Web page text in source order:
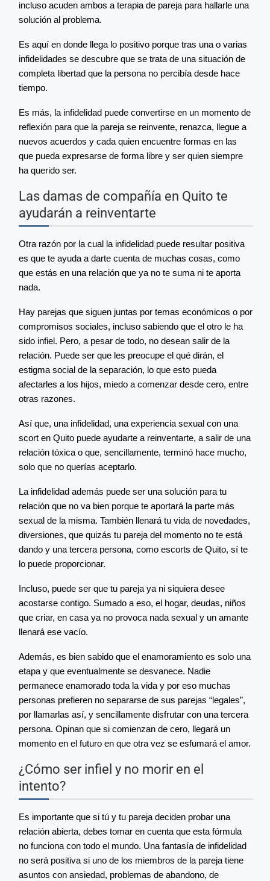
incluso acuden ambos a terapia de pareja para hallarle una
solución al problema.
Es aquí en donde llega lo positivo porque tras una o varias
infidelidades se descubre que se trata de una situación de
completa libertad que la persona no percibía desde hace
tiempo.
Es más, la infidelidad puede convertirse en un momento de
reflexión para que la pareja se reinvente, renazca, llegue a
nuevos acuerdos y cada quien encuentre formas en las
que pueda expresarse de forma libre y ser quien siempre
ha querido ser.
Las damas de compañía en Quito te
ayudarán a reinventarte
Otra razón por la cual la infidelidad puede resultar positiva
es que te ayuda a darte cuenta de muchas cosas, como
que estás en una relación que ya no te suma ni te aporta
nada.
Hay parejas que siguen juntas por temas económicos o por
compromisos sociales, incluso sabiendo que el otro le ha
sido infiel. Pero, a pesar de todo, no desean salir de la
relación. Puede ser que les preocupe el qué dirán, el
estigma social de la separación, lo que esto pueda
afectarles a los hijos, miedo a comenzar desde cero, entre
otras razones.
Así que, una infidelidad, una experiencia sexual con una
scort en Quito puede ayudarte a reinventarte, a salir de una
relación tóxica o que, sencillamente, terminó hace mucho,
solo que no querías aceptarlo.
La infidelidad además puede ser una solución para tu
relación que no va bien porque te aportará la parte más
sexual de la misma. También llenará tu vida de novedades,
diversiones, que quizás tu pareja del momento no te está
dando y una tercera persona, como escorts de Quito, sí te
lo puede proporcionar.
Incluso, puede ser que tu pareja ya ni siquiera desee
acostarse contigo. Sumado a eso, el hogar, deudas, niños
que criar, en casa ya no provoca nada sexual y un amante
llenará ese vacío.
Además, es bien sabido que el enamoramiento es solo una
etapa y que eventualmente se desvanece. Nadie
permanece enamorado toda la vida y por eso muchas
personas prefieren no separarse de sus parejas “legales”,
por llamarlas así, y sencillamente disfrutar con una tercera
persona. Opinan que si comienzan de cero, llegará un
momento en el futuro en que otra vez se esfumará el amor.
¿Cómo ser infiel y no morir en el
intento?
Es importante que si tú y tu pareja deciden probar una
relación abierta, debes tomar en cuenta que esta fórmula
no funciona con todo el mundo. Una fantasía de infidelidad
no será positiva si uno de los miembros de la pareja tiene
asuntos con ansiedad, problemas de abandono, de